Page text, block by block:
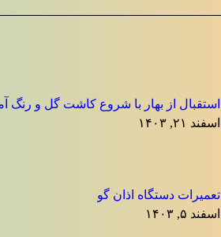
استقبال از بهار با شروع کاشت گل و رنگ
اسفند ۲۱, ۱۴۰۳
تعمیرات دستگاه اذان گو
اسفند ۵, ۱۴۰۳